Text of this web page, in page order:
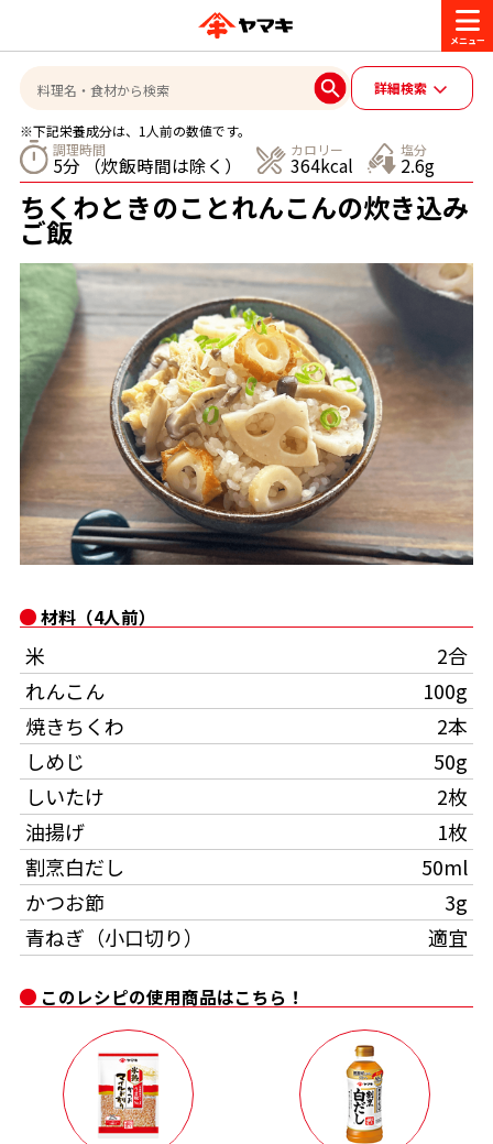
商品情報
ブランド一覧
ヤマキ『めんつゆ』 ヤマキ 割烹白だし
サッと鍋® 楽チン鍋®
楽チン屋® ストレートつゆ
レシピ
おいしいレシピを探す
おいしいレシピトップ
主食レシピ
主菜レシピ
汁物レシピ
おいしいレシピを商品から探す
かつお節レシピ
めんつゆレシピ
割烹白だしレシピ
レシピ特設サイト
割烹白だしレシピ特集
だし巻き卵特集
かつお節・だしを楽しむ
かつお節・だしを知る
だしの取り方
かつお節の削り方
かつお節・だしをもっと知る
かつお節・だしを楽しむ
だしコミュ
CM・キャンペーン
CM
キャンペーン一覧
企業・採用情報
企業情報
- 百年対話
- ヤマキ かつお節プラス®
採用情報
- ジョブリターン制
お問い合わせ
ヤマキお客様相談室
オンラインショップ
コミュニティサイト
Global
詳細検索
※下記栄養成分は、1人前の数値です。
調理時間
5分 （炊飯時間は除く）
カロリー
364kcal
塩分
2.6g
ちくわときのことれんこんの炊き込み
ご飯
このレシピの使用商品はこちら！
材料（4人前）
米
2合
れんこん
100g
焼きちくわ
2本
しめじ
50g
しいたけ
2枚
油揚げ
1枚
割烹白だし
50ml
かつお節
3g
青ねぎ（小口切り）
適宜